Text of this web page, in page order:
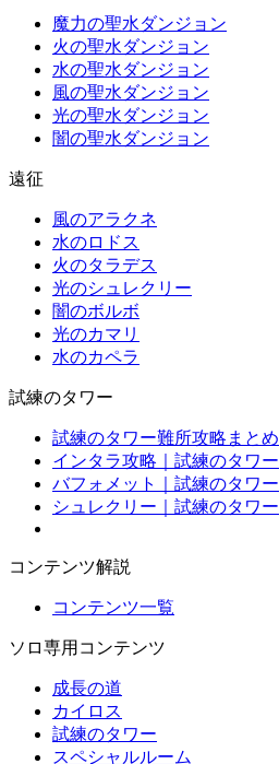
魔力の聖水ダンジョン
火の聖水ダンジョン
水の聖水ダンジョン
風の聖水ダンジョン
光の聖水ダンジョン
闇の聖水ダンジョン
遠征
風のアラクネ
水のロドス
火のタラデス
光のシュレクリー
闇のボルボ
光のカマリ
水のカペラ
試練のタワー
試練のタワー難所攻略まとめ
インタラ攻略｜試練のタワー
バフォメット｜試練のタワー
シュレクリー｜試練のタワー
コンテンツ解説
コンテンツ一覧
ソロ専用コンテンツ
成長の道
カイロス
試練のタワー
スペシャルルーム